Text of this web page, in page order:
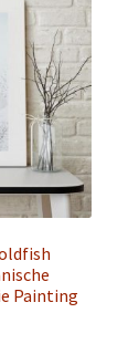
Painting